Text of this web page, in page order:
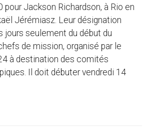
pour Jackson Richardson, à Rio en
Jérémiasz. Leur désignation
jours seulement du début du
de mission, organisé par le
à destination des comités
Il doit débuter vendredi 14